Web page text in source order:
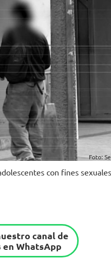
Foto:
con fines
canal de
en WhatsApp